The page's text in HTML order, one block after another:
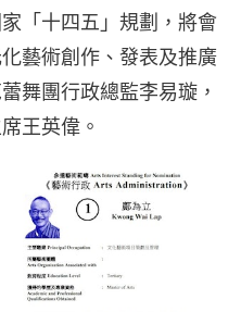
「十四五」規劃，將會
藝術創作、發表及推廣
舞團行政總監李易璇，
王英偉。